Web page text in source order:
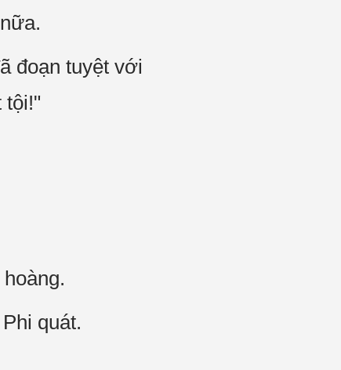
đoạn tuyệt với
tội!"
quát.